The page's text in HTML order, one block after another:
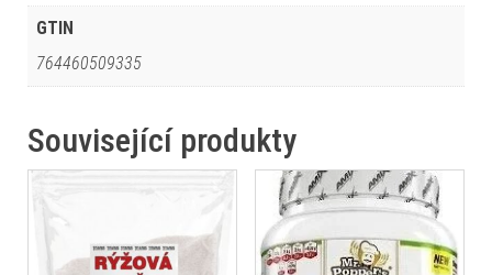
GTIN
764460509335
Související produkty